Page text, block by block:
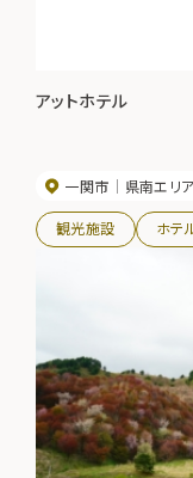
アットホテル
一関市 県南エリア
観光施設 ホテ